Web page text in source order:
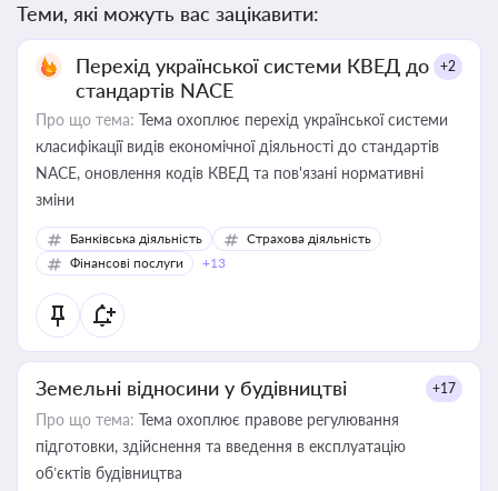
Теми, які можуть вас зацікавити:
Перехід української системи КВЕД до
стандартів NACE
+2
Про що тема: Тема охоплює перехід української системи
класифікації видів економічної діяльності до стандартів
NACE, оновлення кодів КВЕД та пов'язані нормативні
зміни
Банківська діяльність
Страхова діяльність
Фінансові послуги
+13
Земельні відносини у будівництві +17
Про що тема: Тема охоплює правове регулювання
підготовки, здійснення та введення в експлуатацію
об’єктів будівництва